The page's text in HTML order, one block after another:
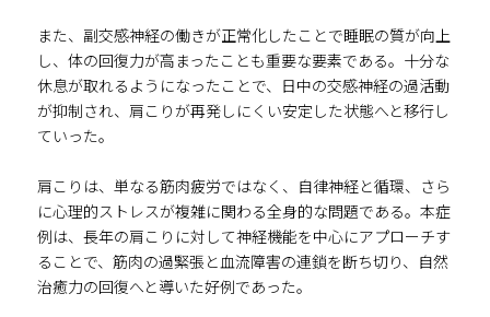
また、副交感神経の働きが正常化したことで睡眠の質が向上
し、体の回復力が高まったことも重要な要素である。十分な
休息が取れるようになったことで、日中の交感神経の過活動
が抑制され、肩こりが再発しにくい安定した状態へと移行し
ていった。
肩こりは、単なる筋肉疲労ではなく、自律神経と循環、さら
に心理的ストレスが複雑に関わる全身的な問題である。本症
例は、長年の肩こりに対して神経機能を中心にアプローチす
ることで、筋肉の過緊張と血流障害の連鎖を断ち切り、自然
治癒力の回復へと導いた好例であった。